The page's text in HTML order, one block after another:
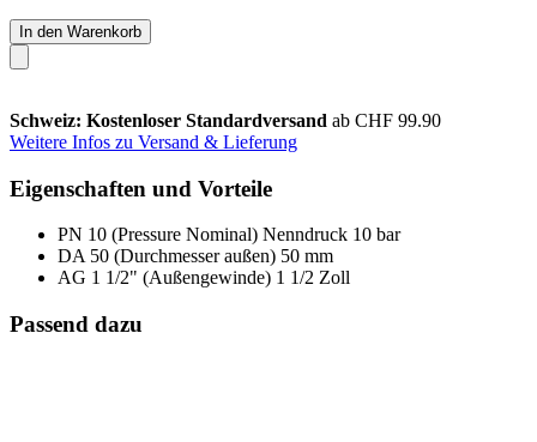
In den Warenkorb
Schweiz: Kostenloser Standardversand ab CHF 99.90
Weitere Infos zu Versand & Lieferung
Eigenschaften und Vorteile
PN 10 (Pressure Nominal) Nenndruck 10 bar
DA 50 (Durchmesser außen) 50 mm
AG 1 1/2" (Außengewinde) 1 1/2 Zoll
Passend dazu